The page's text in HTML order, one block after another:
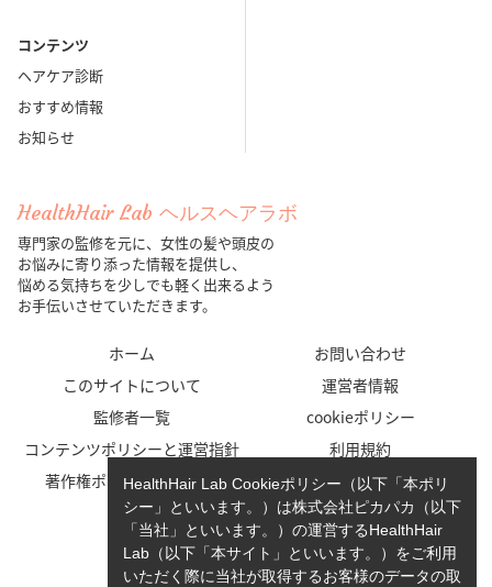
コンテンツ
ヘアケア診断
おすすめ情報
お知らせ
HealthHair Lab ヘルスヘアラボ
専門家の監修を元に、女性の髪や頭皮の
お悩みに寄り添った情報を提供し、
悩める気持ちを少しでも軽く出来るよう
お手伝いさせていただきます。
ホーム
お問い合わせ
このサイトについて
運営者情報
監修者一覧
cookieポリシー
コンテンツポリシーと運営指針
利用規約
著作権ポリシー/免責事項
プライバシーポリシー
HealthHair Lab Cookieポリシー（以下「本ポリ
シー」といいます。）は株式会社ピカパカ（以下
「当社」といいます。）の運営するHealthHair
Lab（以下「本サイト」といいます。）をご利用
いただく際に当社が取得するお客様のデータの取